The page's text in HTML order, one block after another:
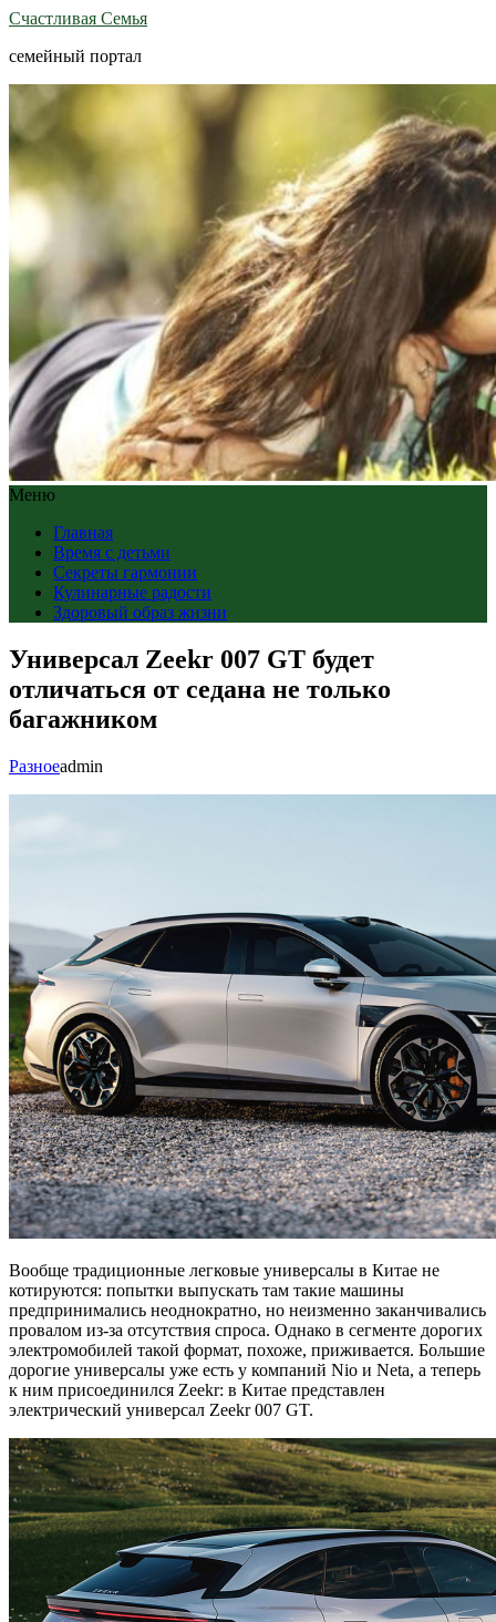
Счастливая Семья
семейный портал
Меню
Главная
Время с детьми
Секреты гармонии
Кулинарные радости
Здоровый образ жизни
Универсал Zeekr 007 GT будет
отличаться от седана не только
багажником
Разноеadmin
Вообще традиционные легковые универсалы в Китае не
котируются: попытки выпускать там такие машины
предпринимались неоднократно, но неизменно заканчивались
провалом из-за отсутствия спроса. Однако в сегменте дорогих
электромобилей такой формат, похоже, приживается. Большие
дорогие универсалы уже есть у компаний Nio и Neta, а теперь
к ним присоединился Zeekr: в Китае представлен
электрический универсал Zeekr 007 GT.